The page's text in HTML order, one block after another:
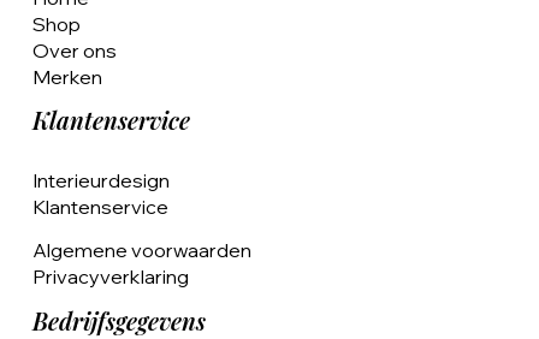
Shop
Over ons
Merken
Klantenservice
Interieurdesign
Klantenservice
Algemene voorwaarden
Privacyverklaring
Bedrijfsgegevens